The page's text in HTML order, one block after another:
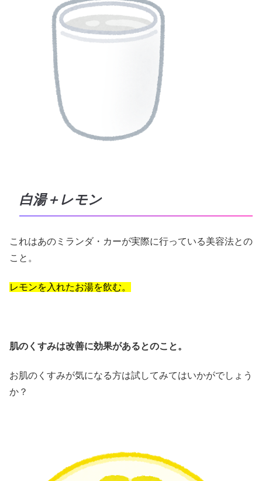
白湯＋レモン
これはあのミランダ・カーが実際に行っている美容法との
こと。
レモンを入れたお湯を飲む。
肌のくすみは改善に効果があるとのこと。
お肌のくすみが気になる方は試してみてはいかがでしょう
か？